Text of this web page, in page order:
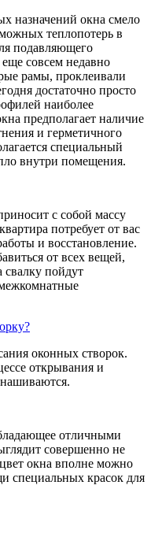
назначений окна смело
теплопотерь в
подавляющего
совсем недавно
рамы, проклеивали
достаточно просто
наиболее
предполагает наличие
и герметичного
специальный
внутри помещения.
с собой массу
потребует от вас
и восстановление.
от всех вещей,
свалку пойдут
оконных створок.
открывания и
отличными
совершенно не
окна вполне можно
специальных красок для